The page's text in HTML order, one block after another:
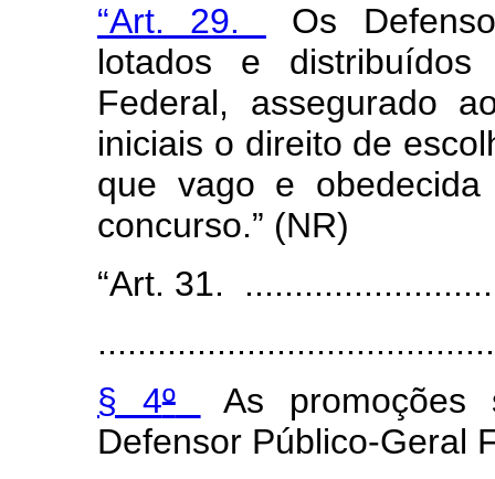
“Art. 29.
Os
lotados e distribuídos
Federal, assegurado
iniciais o direito de
que vago e
concurso.” (NR)
“Art. 31.
§ 4º
As promoções
Defensor Público-Geral